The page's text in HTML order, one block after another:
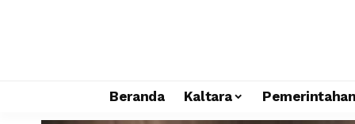
Beranda Kaltara